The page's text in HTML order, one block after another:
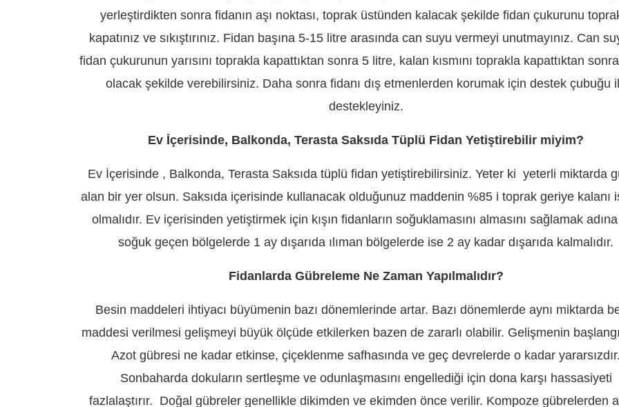
yerleştirdikten sonra fidanın aşı noktası, toprak üstünden kalacak şekilde fidan çukurunu
kapatınız ve sıkıştırınız. Fidan başına 5-15 litre arasında can suyu vermeyi unutmayınız. Can
fidan çukurunun yarısını toprakla kapattıktan sonra 5 litre, kalan kısmını toprakla kapattıktan
olacak şekilde verebilirsiniz. Daha sonra fidanı dış etmenlerden korumak için destek çubuğu
destekleyiniz.
Ev İçerisinde, Balkonda, Terasta Saksıda Tüplü Fidan Yetiştirebilir miyim?
Ev İçerisinde , Balkonda, Terasta Saksıda tüplü fidan yetiştirebilirsiniz. Yeter ki yeterli miktarda
alan bir yer olsun. Saksıda içerisinde kullanacak olduğunuz maddenin %85 i toprak geriye kalanı
olmalıdır. Ev içerisinden yetiştirmek için kışın fidanların soğuklamasını almasını sağlamak
soğuk geçen bölgelerde 1 ay dışarıda ılıman bölgelerde ise 2 ay kadar dışarıda kalmalıdır.
Fidanlarda Gübreleme Ne Zaman Yapılmalıdır?
Besin maddeleri ihtiyacı büyümenin bazı dönemlerinde artar. Bazı dönemlerde aynı miktarda
maddesi verilmesi gelişmeyi büyük ölçüde etkilerken bazen de zararlı olabilir. Gelişmenin
Azot gübresi ne kadar etkinse, çiçeklenme safhasında ve geç devrelerde o kadar yararsızdır.
Sonbaharda dokuların sertleşme ve odunlaşmasını engellediği için dona karşı hassasiyeti
fazlalaştırır. Doğal gübreler genellikle dikimden ve ekimden önce verilir. Kompoze gübrelerden